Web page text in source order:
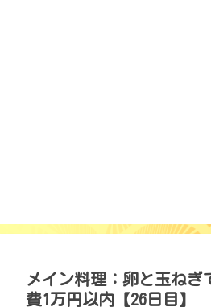
メイン料理：卵と玉ねぎ
費1万円以内【26日目】